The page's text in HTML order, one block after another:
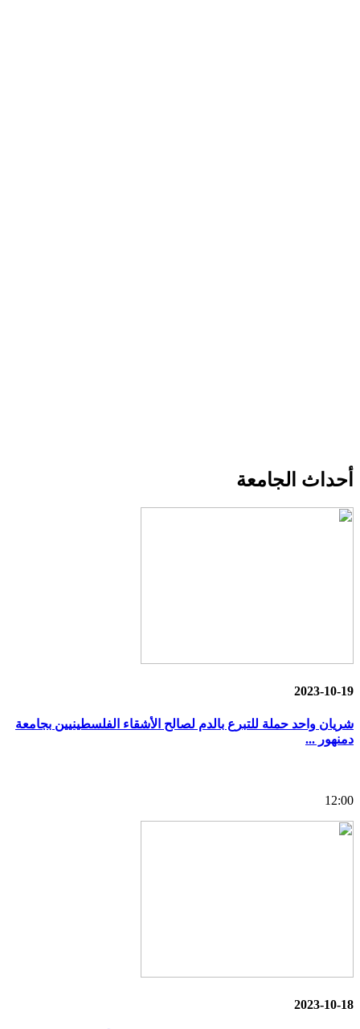
أحداث الجامعة
2023-10-19
شريان واحد حملة للتبرع بالدم لصالح الأشقاء الفلسطينيين بجامعة
دمنهور ...
12:00
2023-10-18